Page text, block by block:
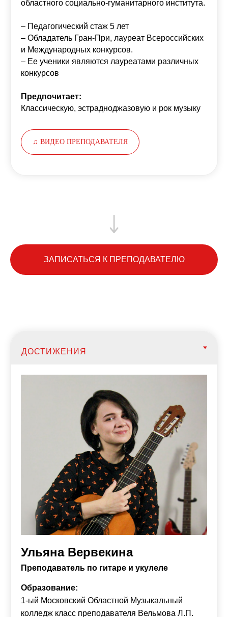
областного социально-гуманитарного института.
– Педагогический стаж 5 лет
– Обладатель Гран-При, лауреат Всероссийских
и Международных конкурсов.
– Ее ученики являются лауреатами различных
конкурсов
Предпочитает:
Классическую, эстрадноджазовую и рок музыку
♫ ВИДЕО ПРЕПОДАВАТЕЛЯ
ЗАПИСАТЬСЯ К ПРЕПОДАВАТЕЛЮ
Ульяна Вервекина
Преподаватель по гитаре и укулеле
Образование:
1-ый Московский Областной Музыкальный
колледж класс преподавателя Вельмова Л.П.